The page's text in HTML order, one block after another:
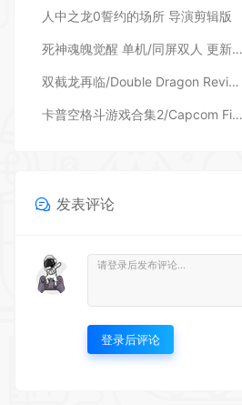
人中之龙0誓约的场所 导演剪辑版
死神魂魄觉醒 单机/同屏双人 更新v1.30—更新兵主部一兵卫DLC
双截龙再临/Double Dragon Revive 单机/同屏双人
卡普空格斗游戏合集2/Capcom Fighting Collection 2 （更新v1.0.0.3）
发表评论
登录后评论